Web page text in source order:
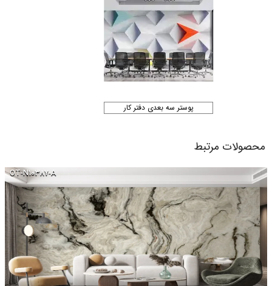
پوستر سه بعدی دفتر کار
محصولات مرتبط
OT-N۱۰۳۸۷-A